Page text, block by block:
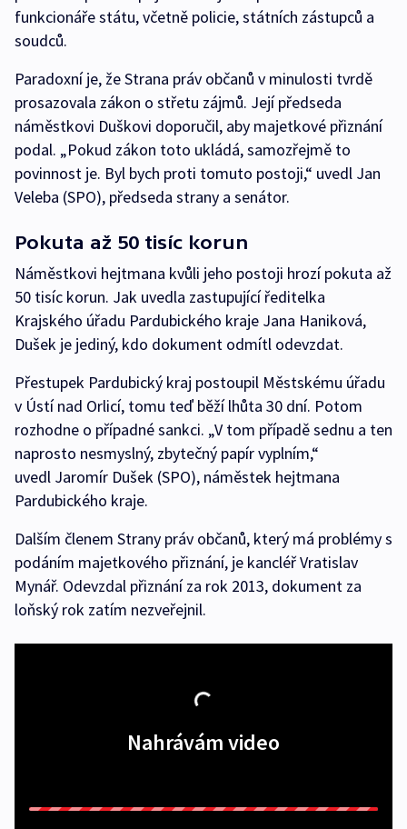
funkcionáře státu, včetně policie, státních zástupců a
soudců.
Paradoxní je, že Strana práv občanů v minulosti tvrdě
prosazovala zákon o střetu zájmů. Její předseda
náměstkovi Duškovi doporučil, aby majetkové přiznání
podal. „Pokud zákon toto ukládá, samozřejmě to
povinnost je. Byl bych proti tomuto postoji,“ uvedl Jan
Veleba (SPO), předseda strany a senátor.
Pokuta až 50 tisíc korun
Náměstkovi hejtmana kvůli jeho postoji hrozí pokuta až
50 tisíc korun. Jak uvedla zastupující ředitelka
Krajského úřadu Pardubického kraje Jana Haniková,
Dušek je jediný, kdo dokument odmítl odevzdat.
Přestupek Pardubický kraj postoupil Městskému úřadu
v Ústí nad Orlicí, tomu teď běží lhůta 30 dní. Potom
rozhodne o případné sankci. „V tom případě sednu a ten
naprosto nesmyslný, zbytečný papír vyplním,“
uvedl Jaromír Dušek (SPO), náměstek hejtmana
Pardubického kraje.
Dalším členem Strany práv občanů, který má problémy s
podáním majetkového přiznání, je kancléř Vratislav
Mynář. Odevzdal přiznání za rok 2013, dokument za
loňský rok zatím nezveřejnil.
Nahrávám video